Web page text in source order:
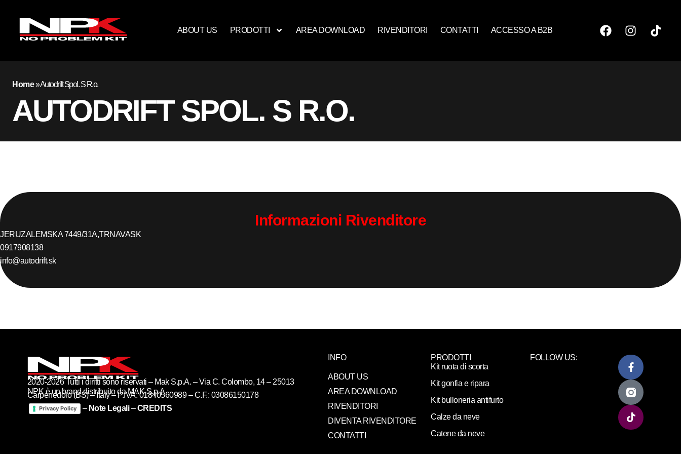
ABOUT US PRODOTTI AREA DOWNLOAD RIVENDITORI CONTATTI ACCESSO A B2B
Home»Autodrift Spol. S R.o.
AUTODRIFT SPOL. S R.O.
Informazioni Rivenditore
JERUZALEMSKA 7449/31A,TRNAVASK
0917908138
info@autodrift.sk
NPK è un brand distribuito da MAK S.p.A
2020-2026 Tutti i diritti sono riservati – Mak S.p.A. – Via C. Colombo, 14 – 25013
Carpenedolo (BS) – Italy – P.IVA: 01840560989 – C.F.: 03086150178
Privacy Policy – Note Legali–CREDITS
INFO
ABOUT US
AREA DOWNLOAD
RIVENDITORI
DIVENTA RIVENDITORE
CONTATTI
PRODOTTI
Kit ruota di scorta
Kit gonfia e ripara
Kit bulloneria antifurto
Calze da neve
Catene da neve
FOLLOW US: